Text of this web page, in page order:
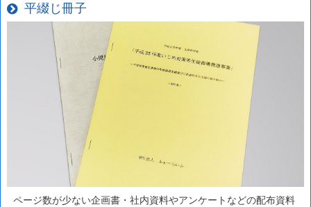
平綴じ冊子
ページ数が少ない企画書・社内資料やアンケートなどの配布資料